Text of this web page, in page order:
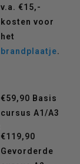
v.a. €15,-
kosten voor
het
brandplaatje.
€59,90 Basis
cursus A1/A3
€119,90
Gevorderde